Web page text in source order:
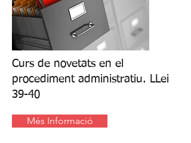
Curs de novetats en el
procediment administratiu. LLei
39-40
Més Informació